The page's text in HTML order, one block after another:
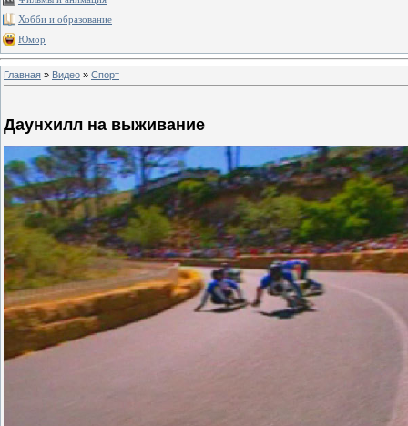
Хобби и образование
Юмор
Главная » Видео » Спорт
Даунхилл на выживание